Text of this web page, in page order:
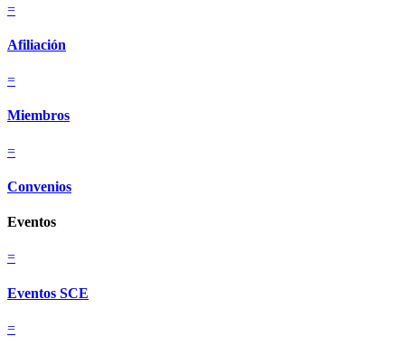
=
Afiliación
=
Miembros
=
Convenios
Eventos
=
Eventos SCE
=